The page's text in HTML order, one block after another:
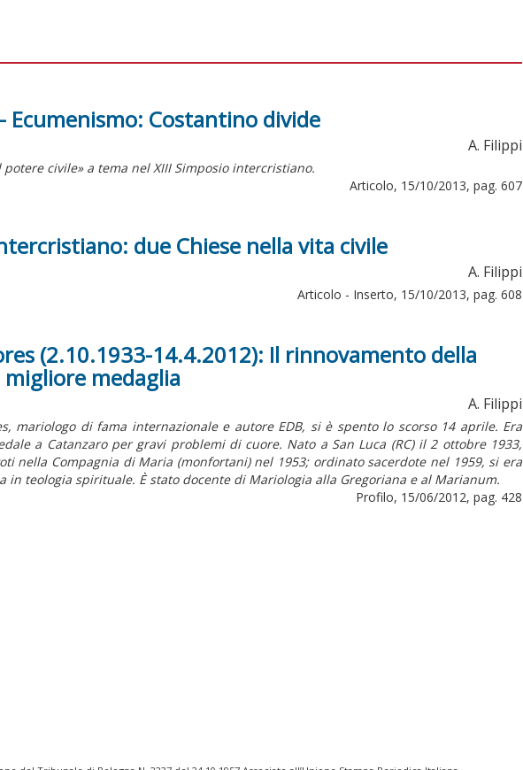
Ecumenismo: Costantino divide
A. Filippi
civile» a tema nel XIII Simposio intercristiano.
Articolo, 15/10/2013, pag. 607
due Chiese nella vita civile
A. Filippi
Articolo - Inserto, 15/10/2013, pag. 608
(2.10.1933-14.4.2012): Il rinnovamento della
medaglia
A. Filippi
mariologo di fama internazionale e autore EDB, si è spento lo scorso 14 aprile. Era
a Catanzaro per gravi problemi di cuore. Nato a San Luca (RC) il 2 ottobre 1933,
nella Compagnia di Maria (monfortani) nel 1953; ordinato sacerdote nel 1959, si era
in teologia spirituale. È stato docente di Mariologia alla Gregoriana e al Marianum.
Profilo, 15/06/2012, pag. 428